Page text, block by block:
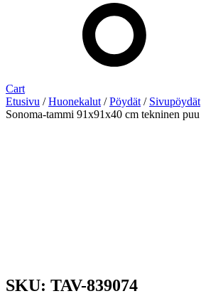
Cart
Etusivu /Huonekalut /Pöydät / Sivupöydät
Sonoma-tammi 91x91x40 cm tekninen puu
SKU: TAV-839074